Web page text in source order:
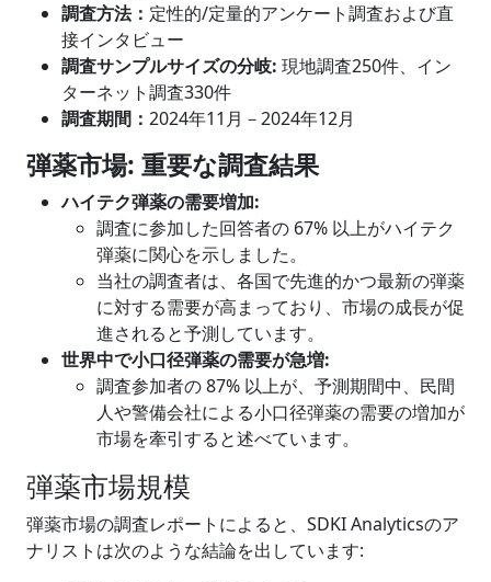
調査方法： 定性的/定量的アンケート調査および直
接インタビュー
調査サンプルサイズの分岐: 現地調査250件、イン
ターネット調査330件
調査期間： 2024年11月－2024年12月
弾薬市場: 重要な調査結果
ハイテク弾薬の需要増加:
調査に参加した回答者の 67% 以上がハイテク
弾薬に関心を示しました。
当社の調査者は、各国で先進的かつ最新の弾薬
に対する需要が高まっており、市場の成長が促
進されると予測しています。
世界中で小口径弾薬の需要が急増:
調査参加者の 87% 以上が、予測期間中、民間
人や警備会社による小口径弾薬の需要の増加が
市場を牽引すると述べています。
弾薬市場規模
弾薬市場の調査レポートによると、SDKI Analyticsのア
ナリストは次のような結論を出しています: